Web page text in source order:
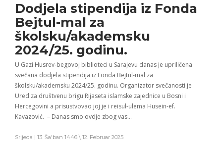
Dodjela stipendija iz Fonda
Bejtul-mal za
školsku/akademsku
2024/25. godinu.
U Gazi Husrev-begovoj biblioteci u Sarajevu danas je upriličena
svečana dodjela stipendija iz Fonda Bejtul-mal za
školsku/akademsku 2024/25. godinu. Organizator svečanosti je
Ured za društvenu brigu Rijaseta islamske zajednice u Bosni i
Hercegovini a prisustvovao joj je i reisul-ulema Husein-ef.
Kavazović. – Danas smo ovdje zbog vas…
Srijeda | 13. Ša'ban 1446 \ 12. Februar 2025